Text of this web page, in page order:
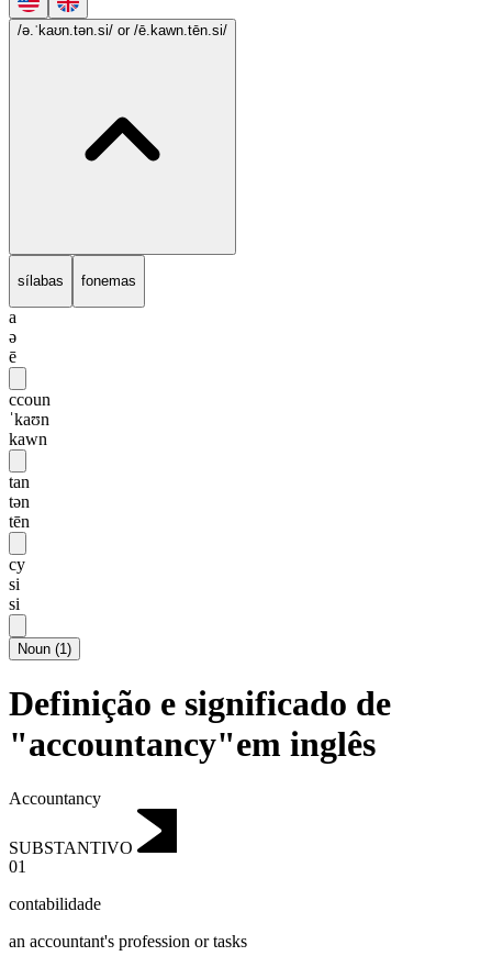
/ə.ˈkaʊn.tən.si/ or /ē.kawn.tēn.si/
sílabas fonemas
a
ə
ē
ccoun
ˈkaʊn
kawn
tan
tən
tēn
cy
si
si
Noun (1)
Definição e significado de
"accountancy"em inglês
Accountancy
SUBSTANTIVO
01
contabilidade
an accountant's profession or tasks